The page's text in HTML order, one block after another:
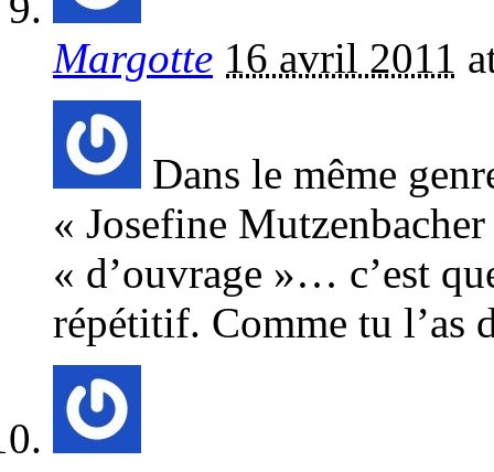
Margotte 16 avril 2011
Dans le même
« Josefine
« d’ouvrage »… c’est
répétitif. Comme tu l’as